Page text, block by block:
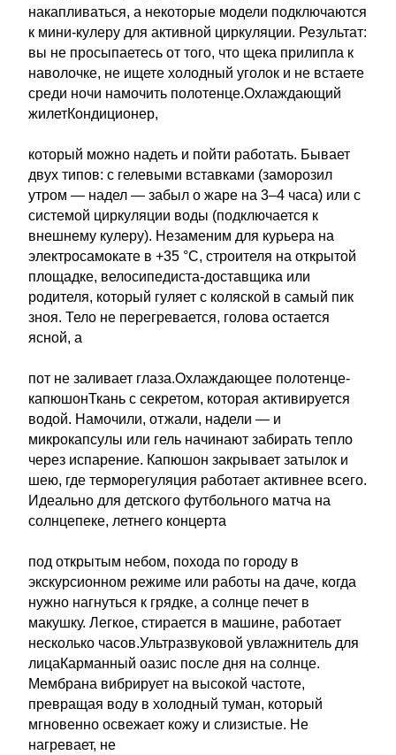
накапливаться, а некоторые модели подключаются
к мини-кулеру для активной циркуляции. Результат:
вы не просыпаетесь от того, что щека прилипла к
наволочке, не ищете холодный уголок и не встаете
среди ночи намочить полотенце.Охлаждающий
жилетКондиционер,
который можно надеть и пойти работать. Бывает
двух типов: с гелевыми вставками (заморозил
утром — надел — забыл о жаре на 3–4 часа) или с
системой циркуляции воды (подключается к
внешнему кулеру). Незаменим для курьера на
электросамокате в +35 °C, строителя на открытой
площадке, велосипедиста-доставщика или
родителя, который гуляет с коляской в самый пик
зноя. Тело не перегревается, голова остается
ясной, а
пот не заливает глаза.Охлаждающее полотенце-
капюшонТкань с секретом, которая активируется
водой. Намочили, отжали, надели — и
микрокапсулы или гель начинают забирать тепло
через испарение. Капюшон закрывает затылок и
шею, где терморегуляция работает активнее всего.
Идеально для детского футбольного матча на
солнцепеке, летнего концерта
под открытым небом, похода по городу в
экскурсионном режиме или работы на даче, когда
нужно нагнуться к грядке, а солнце печет в
макушку. Легкое, стирается в машине, работает
несколько часов.Ультразвуковой увлажнитель для
лицаКарманный оазис после дня на солнце.
Мембрана вибрирует на высокой частоте,
превращая воду в холодный туман, который
мгновенно освежает кожу и слизистые. Не
нагревает, не